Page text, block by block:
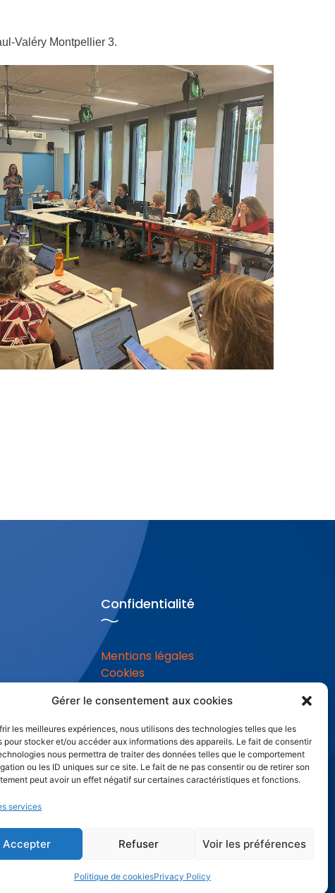
Gérer le consentement aux cookies
les meilleures expériences, nous utilisons des technologies telles que les
pour stocker et/ou accéder aux informations des appareils. Le fait de consentir
nous permettra de traiter des données telles que le comportement
ou les ID uniques sur ce site. Le fait de ne pas consentir ou de retirer son
peut avoir un effet négatif sur certaines caractéristiques et fonctions.
services
Accepter Refuser Voir les préférences
Politique de cookiesPrivacy Policy
Valéry Montpellier 3.
Confidentialité
Mentions légales
Cookies
Création site web grenoble